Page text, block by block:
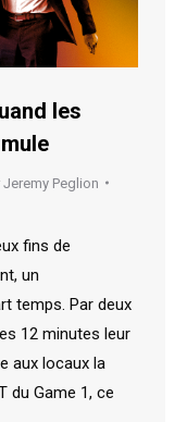
les
Jeremy Peglion
fins de
un
temps. Par deux
12 minutes leur
aux locaux la
du Game 1, ce